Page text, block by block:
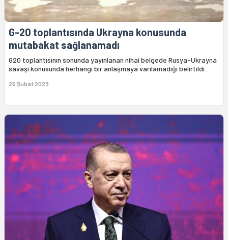
G-20 toplantısında Ukrayna konusunda
mutabakat sağlanamadı
G20 toplantısının sonunda yayınlanan nihai belgede Rusya-Ukrayna
savaşı konusunda herhangi bir anlaşmaya varılamadığı belirtildi.
25 Şubat 2023